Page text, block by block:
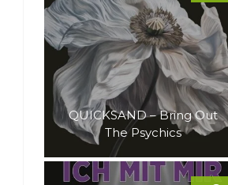
QUICKSAND – Bring Out
The Psychics